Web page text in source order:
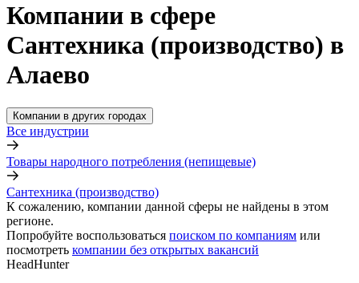
Компании в сфере
Сантехника (производство) в
Алаево
Компании в других городах
Все индустрии
Товары народного потребления (непищевые)
Сантехника (производство)
К сожалению, компании данной сферы не найдены в этом
регионе.
Попробуйте воспользоваться поиском по компаниям или
посмотреть компании без открытых вакансий
HeadHunter